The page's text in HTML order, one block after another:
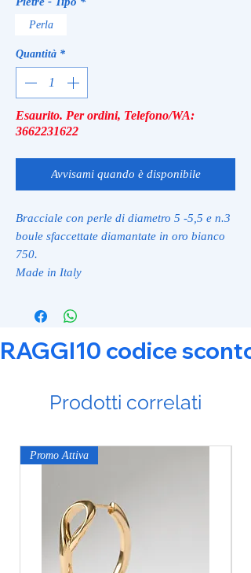
Perla
Quantità *
Esaurito. Per ordini, Telefono/WA:
3662231622
Avvisami quando è disponibile
Bracciale con perle di diametro 5 -5,5 e n.3
boule sfaccettate diamantate in oro bianco
750.
Made in Italy
RAGGI10 codice
Prodotti correlati
Promo Attiva